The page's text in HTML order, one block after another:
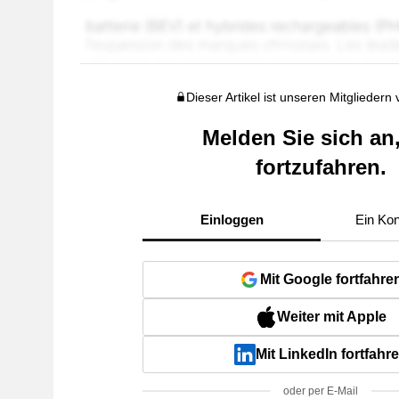
Dieser Artikel ist unseren Mitgliedern
Melden Sie sich
fortzufahren.
Einloggen Ein
Mit Google
Weiter mit Apple
Mit LinkedIn
oder per E-Mail